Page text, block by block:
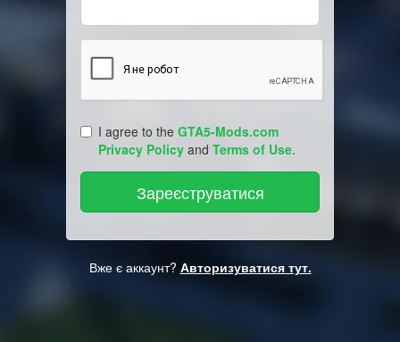
I agree to the GTA5-Mods.com
Privacy Policy and Terms of Use.
Вже є аккаунт? Авторизуватися тут.